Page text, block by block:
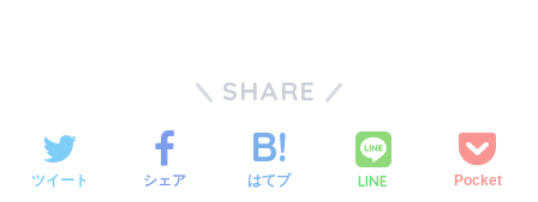
SHARE
ツイート シェア はてブ LINE Pocket